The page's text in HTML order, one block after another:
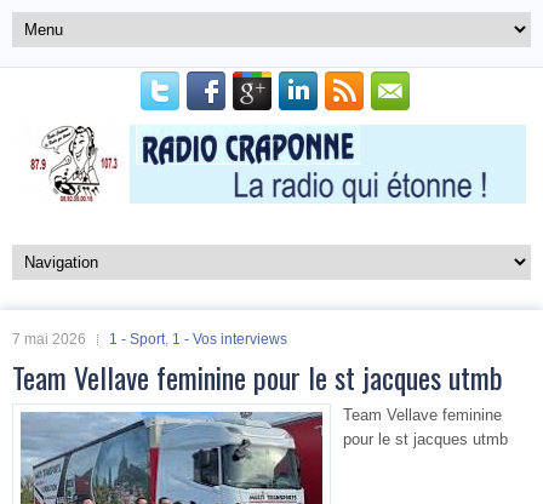
7 mai 2026 1 - Sport, 1 - Vos interviews
Team Vellave feminine pour le st jacques utmb
Team Vellave feminine
pour le st jacques utmb